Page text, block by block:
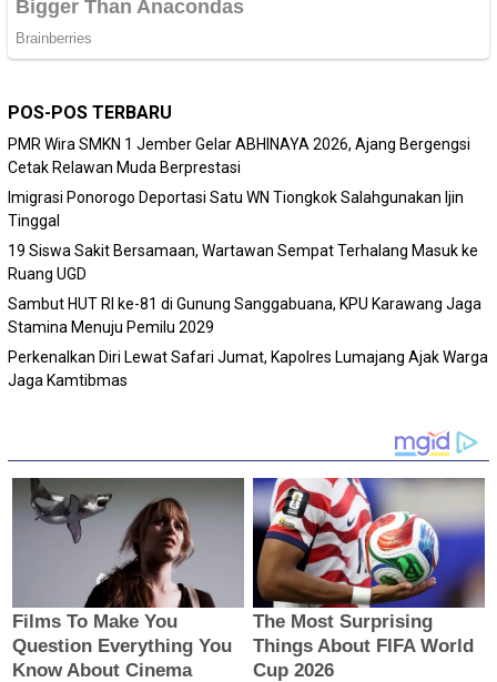
POS-POS TERBARU
PMR Wira SMKN 1 Jember Gelar ABHINAYA 2026, Ajang Bergengsi
Cetak Relawan Muda Berprestasi
Imigrasi Ponorogo Deportasi Satu WN Tiongkok Salahgunakan Ijin
Tinggal
19 Siswa Sakit Bersamaan, Wartawan Sempat Terhalang Masuk ke
Ruang UGD
Sambut HUT RI ke-81 di Gunung Sanggabuana, KPU Karawang Jaga
Stamina Menuju Pemilu 2029
Perkenalkan Diri Lewat Safari Jumat, Kapolres Lumajang Ajak Warga
Jaga Kamtibmas